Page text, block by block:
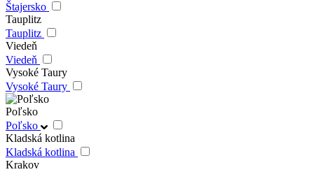
Štajersko
Tauplitz
Tauplitz
Viedeň
Viedeň
Vysoké Taury
Vysoké Taury
Poľsko
Poľsko
Kladská kotlina
Kladská kotlina
Krakov